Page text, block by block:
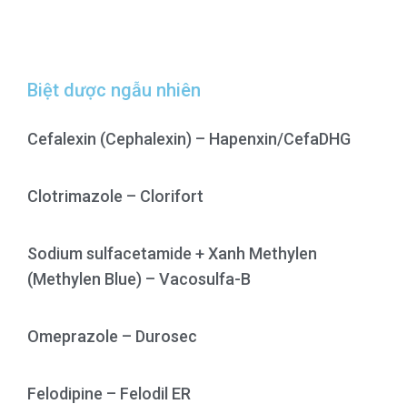
Biệt dược ngẫu nhiên
Cefalexin (Cephalexin) – Hapenxin/CefaDHG
Clotrimazole – Clorifort
Sodium sulfacetamide + Xanh Methylen
(Methylen Blue) – Vacosulfa-B
Omeprazole – Durosec
Felodipine – Felodil ER